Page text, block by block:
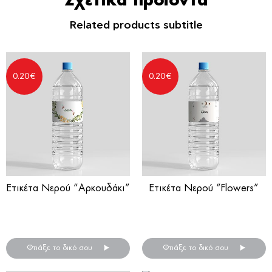
Related products subtitle
Ετικέτα Νερού “Αρκουδάκι”
0.20€
Φτιάξε το δικό σου
Ετικέτα Νερού “Flowers”
0.20€
Φτιάξε το δικό σου